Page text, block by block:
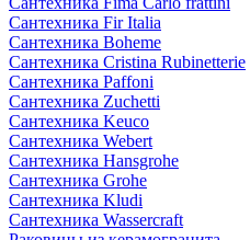
Сантехника Fir Italia
Сантехника Boheme
Сантехника Cristina Rubinetterie
Сантехника Paffoni
Сантехника Zuchetti
Сантехника Keuco
Сантехника Webert
Сантехника Hansgrohe
Сантехника Grohe
Сантехника Kludi
Сантехника Wassercraft